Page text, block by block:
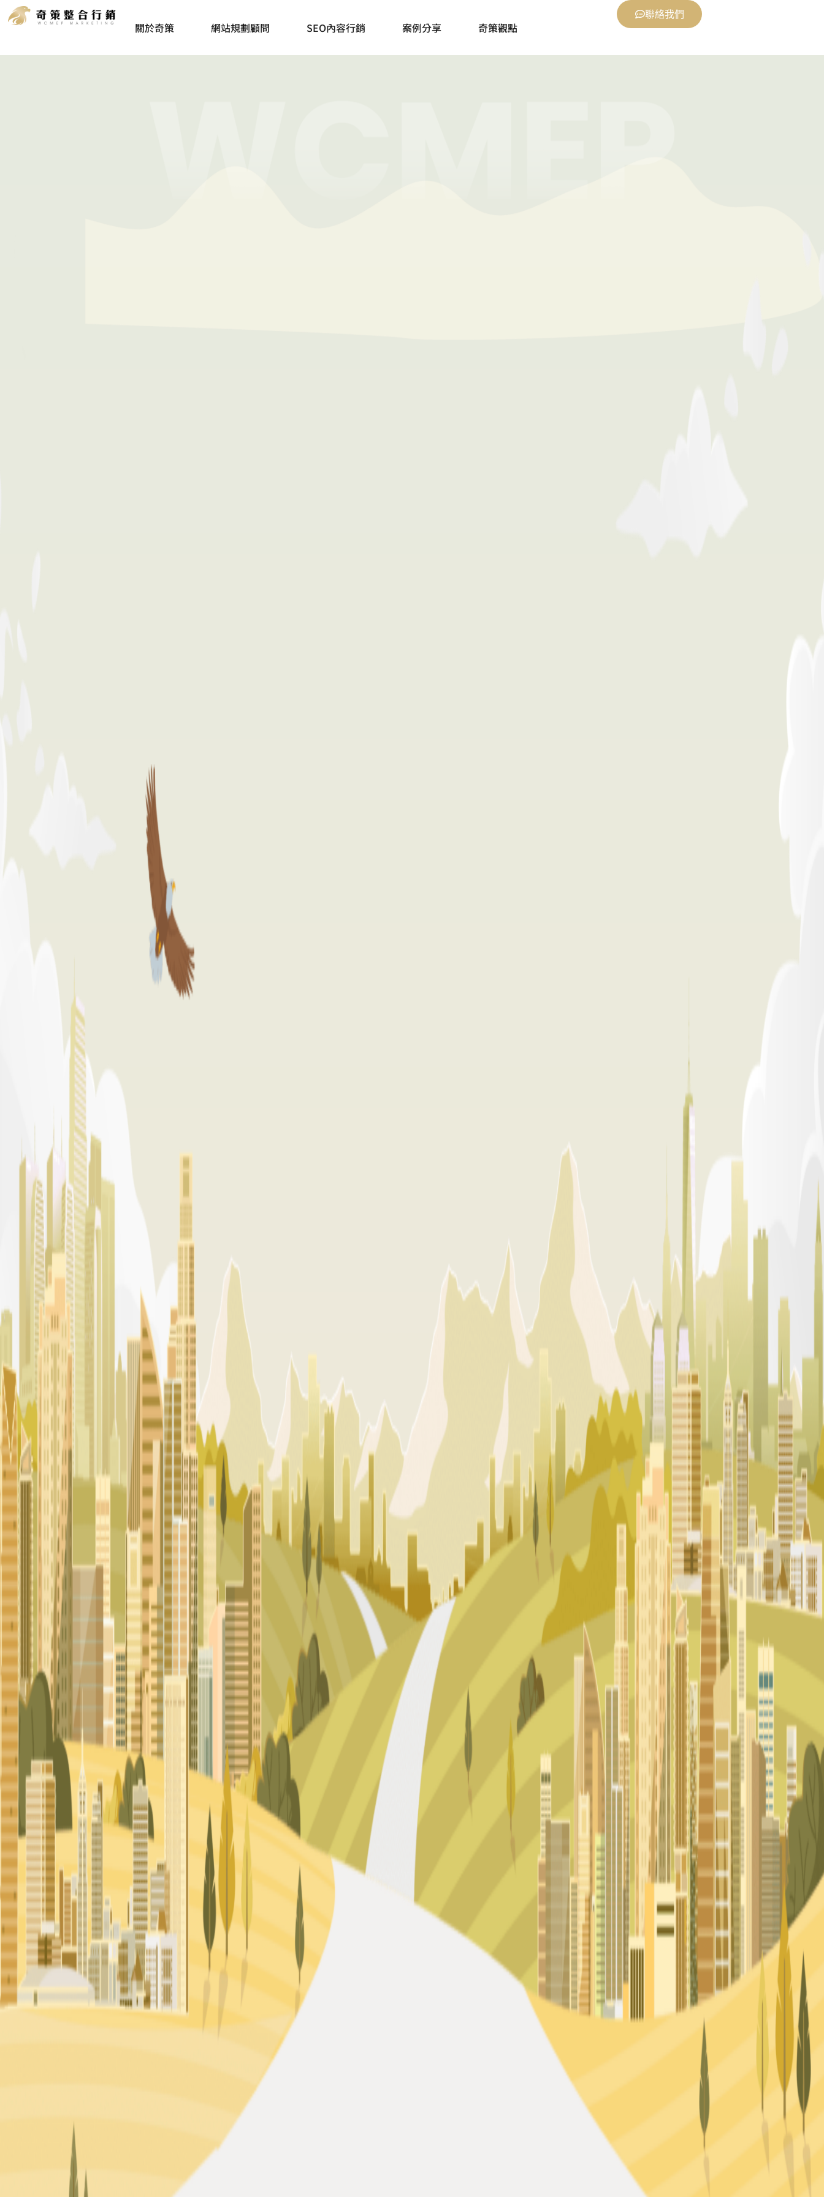
關於奇策 網站規劃顧問 SEO內容行銷 案例分享 奇策觀點
聯絡我們
一個奇妙策略，一條正確道路